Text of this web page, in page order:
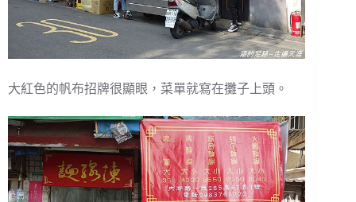
大紅色的帆布招牌很顯眼，菜單就寫在攤子上頭。